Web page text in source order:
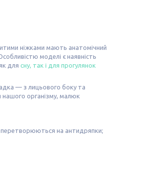
ніжками мають анатомічний
моделі є наявність
для сну, так і для прогулянок
— з лицьового боку та
нашого організму, малюк
перетворюються на антидряпки;